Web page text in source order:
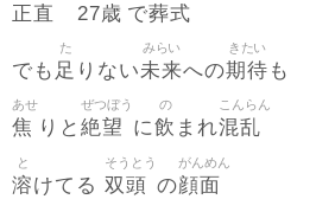
正直 27歳 で葬式
でも 足
た
りない未来
みらい
への期待
きたい
も
焦
あせ
りと 絶望
ぜつぼう
に飲
の
まれ混乱
こんらん
溶
と
けてる 双頭
そうとう
の顔面
がんめん